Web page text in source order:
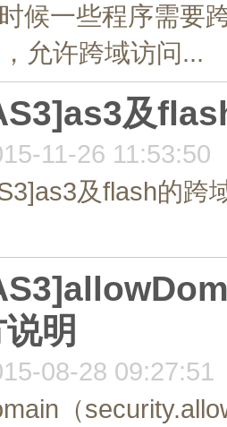
候一些程序需要
允许跨域访问...
及
11-26 11:53:50
及flash的跨
明
08-28 09:27:51
（